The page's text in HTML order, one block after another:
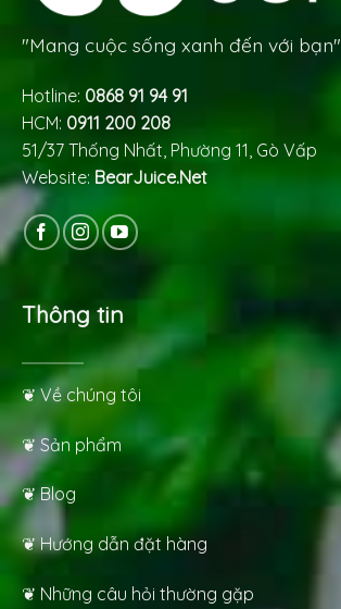
"Mang cuộc sống xanh đến với bạn"
Hotline: 0868 91 94 91
HCM: 0911 200 208
51/37 Thống Nhất, Phường 11, Gò Vấp
Website: BearJuice.Net
Thông tin
❦ Về chúng tôi
❦ Sản phẩm
❦ Blog
❦ Hướng dẫn đặt hàng
❦ Những câu hỏi thường gặp